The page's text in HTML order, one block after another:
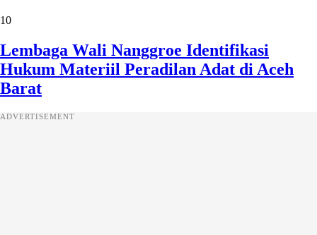
10
Lembaga Wali Nanggroe Identifikasi
Hukum Materiil Peradilan Adat di Aceh
Barat
ADVERTISEMENT